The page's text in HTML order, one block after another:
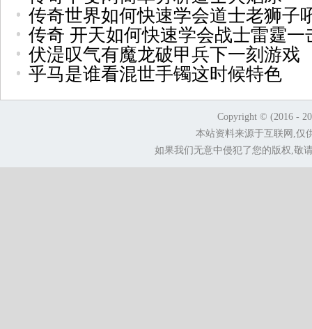
传奇世界如何快速学会道士老狮子
传奇 开天如何快速学会战士雷霆一
伏湜叹气有魔龙破甲兵下一刻游戏
乎马是谁看混世手镯这时候特色
Copyright © (2016 -
本站资料来源于互联网,仅
如果我们无意中侵犯了您的版权,敬